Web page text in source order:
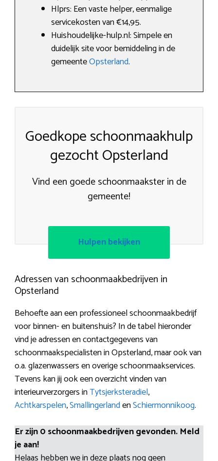
Hlprs: Een vaste helper, eenmalige
servicekosten van €14,95.
Huishoudelijke-hulp.nl: Simpele en
duidelijk site voor bemiddeling in de
gemeenteOpsterland.
Goedkope schoonmaakhulp
gezocht Opsterland
Vind een goede schoonmaakster in de
gemeente!
Hulpen bekijken
Adressen van schoonmaakbedrijven in
Opsterland
Behoefte aan een professioneel schoonmaakbedrijf
voor binnen- en buitenshuis? In de tabel hieronder
vind je adressen en contactgegevens van
schoonmaakspecialisten in Opsterland, maar ook van
o.a. glazenwassers en overige schoonmaakservices.
Tevens kan jij ook een overzicht vinden van
interieurverzorgers inTytsjerksteradiel,
Achtkarspelen,SmallingerlandenSchiermonnikoog.
Er zijn 0 schoonmaakbedrijven gevonden. Meld
je aan!
Helaas hebben we in deze plaats nog geen